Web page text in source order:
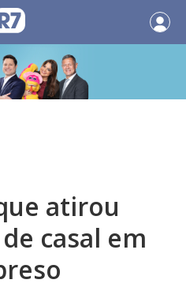
atirou
casal em